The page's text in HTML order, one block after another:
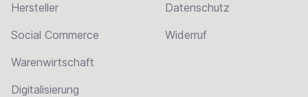
Hersteller
Social Commerce
Warenwirtschaft
Digitalisierung
Datenschutz
Widerruf